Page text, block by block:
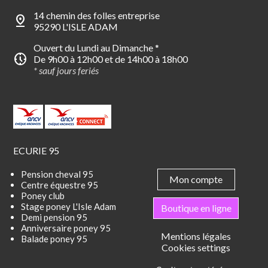
ECURIE 95
Pension cheval 95
Centre équestre 95
Poney club
Stage poney L'Isle Adam
Demi pension 95
Anniversaire poney 95
Balade poney 95
Mon compte
Boutique en ligne
Mentions légales
Cookies settings
pin_drop
14 chemin des folles entreprise
95290 L'ISLE ADAM
nest_clock_farsight_analog
Ouvert du Lundi au Dimanche *
De 9h00 à 12h00 et de 14h00 à 18h00
* sauf jours feriés